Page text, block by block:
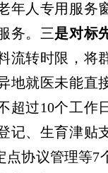
年人专用服务
务。 三是对标
流转时限，将
地就医未能直
超过10个工作
记、生育津贴
点协议管理等7